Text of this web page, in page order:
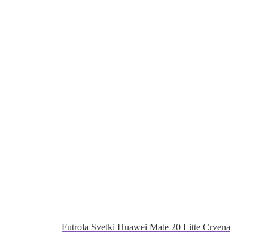
Futrola Svetki Huawei Mate 20 Litte Crvena